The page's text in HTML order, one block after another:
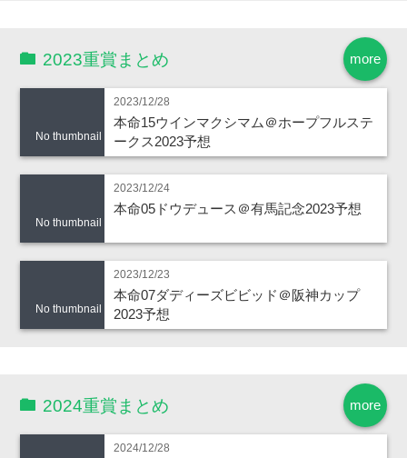
more
2023重賞まとめ
No thumbnail
2023/12/28
本命15ウインマクシマム＠ホープフルステ
ークス2023予想
No thumbnail
2023/12/24
本命05ドウデュース＠有馬記念2023予想
No thumbnail
2023/12/23
本命07ダディーズビビッド＠阪神カップ
2023予想
more
2024重賞まとめ
2024/12/28